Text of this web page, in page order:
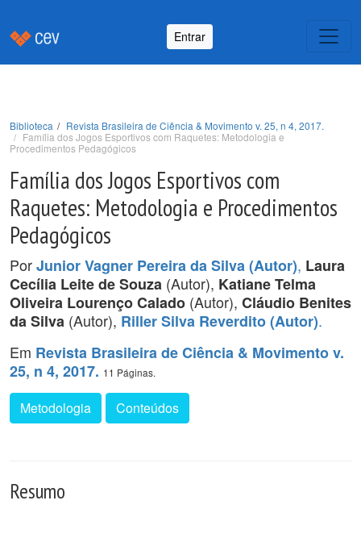
Entrar
Biblioteca
Revista Brasileira de Ciência & Movimento v. 25, n 4, 2017.
Família dos Jogos Esportivos com Raquetes: Metodologia e
Procedimentos Pedagógicos
Família dos Jogos Esportivos com
Raquetes: Metodologia e Procedimentos
Pedagógicos
PorJunior Vagner Pereira da Silva (Autor), Laura
Cecília Leite de Souza (Autor), Katiane Telma
Oliveira Lourenço Calado (Autor), Cláudio Benites
da Silva (Autor), Riller Silva Reverdito (Autor).
Em Revista Brasileira de Ciência & Movimento v.
25, n 4, 2017. 11 Páginas.
Metodologia Conteúdos
Resumo